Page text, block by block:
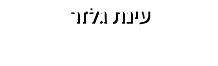
עינת גלזר